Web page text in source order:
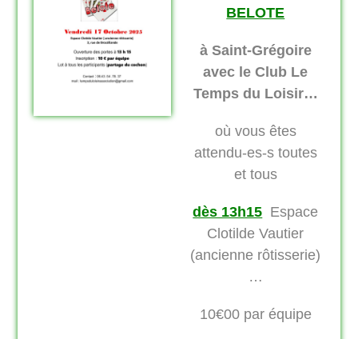
BELOTE
à Saint-Grégoire
avec le Club Le
Temps du Loisir…
où vous êtes
attendu-es-s toutes
et tous
dès 13h15 Espace
Clotilde Vautier
(ancienne rôtisserie)
…
10€00 par équipe